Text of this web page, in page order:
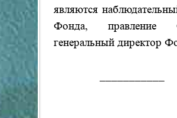
являются
Фонда, правление
генеральный директор